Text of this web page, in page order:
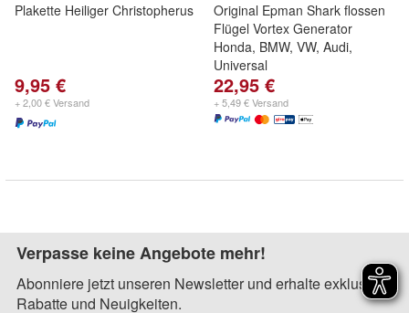
Plakette Heiliger Christopherus
9,95 €
+ 2,00 € Versand
Original Epman Shark flossen
Flügel Vortex Generator
Honda, BMW, VW, Audi,
Universal
22,95 €
+ 5,49 € Versand
Verpasse keine Angebote mehr!
Abonniere jetzt unseren Newsletter und erhalte exklusive
Rabatte und Neuigkeiten.